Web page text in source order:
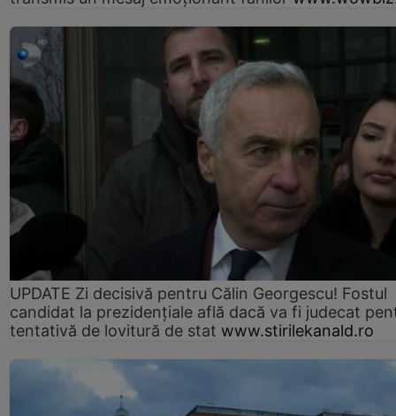
UPDATE Zi decisivă pentru Călin Georgescu! Fostul
candidat la prezidențiale află dacă va fi judecat
tentativă de lovitură de stat www.stirilekanald.ro